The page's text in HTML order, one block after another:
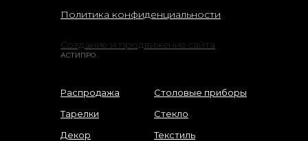
Политика конфиденциальности
Создание и продвижение сайта
АСТИПРО
Распродажа
Тарелки
Декор
Столовые приборы
Стекло
Текстиль